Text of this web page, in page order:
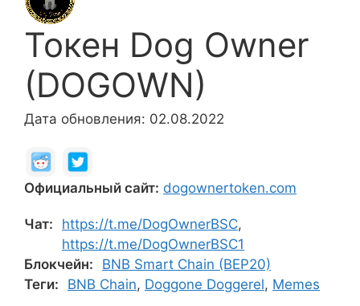
Токен Dog Owner
(DOGOWN)
Дата обновления: 02.08.2022
Официальный сайт: dogownertoken.com
Чат: https://t.me/DogOwnerBSC,
https://t.me/DogOwnerBSC1
Блокчейн:
BNB Smart Chain (BEP20)
Теги:
BNB Chain, Doggone Doggerel, Memes